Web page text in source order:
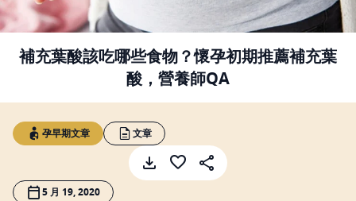
補充葉酸該吃哪些食物？懷孕初期推薦補充葉
酸，營養師QA
孕早期文章 文章
5 月 19, 2020